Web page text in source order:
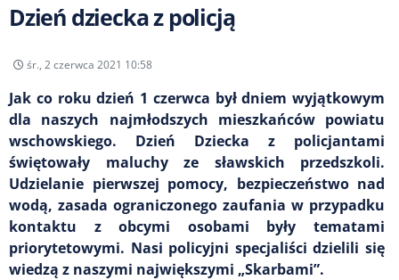
Dzień dziecka z policją
śr., 2 czerwca 2021 10:58
Jak co roku dzień 1 czerwca był dniem wyjątkowym
dla naszych najmłodszych mieszkańców powiatu
wschowskiego. Dzień Dziecka z policjantami
świętowały maluchy ze sławskich przedszkoli.
Udzielanie pierwszej pomocy, bezpieczeństwo nad
wodą, zasada ograniczonego zaufania w przypadku
kontaktu z obcymi osobami były tematami
priorytetowymi. Nasi policyjni specjaliści dzielili się
wiedzą z naszymi największymi „Skarbami”.